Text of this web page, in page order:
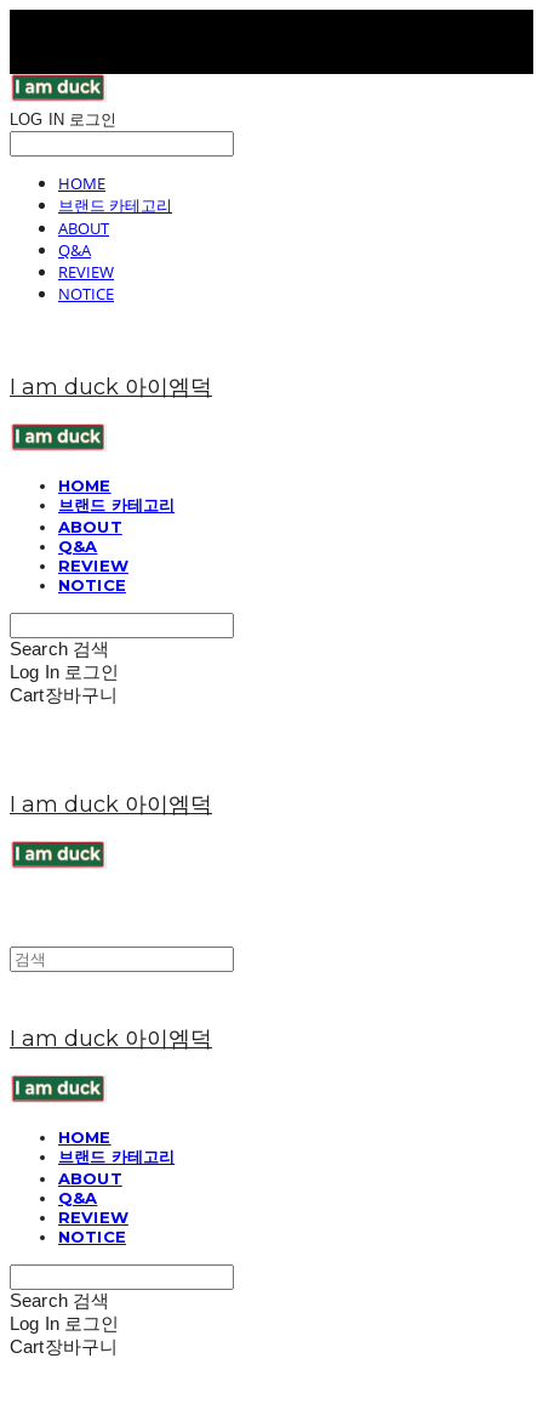
LOG IN 로그인
HOME
브랜드 카테고리
ABOUT
Q&A
REVIEW
NOTICE
I am duck 아이엠덕
HOME
브랜드 카테고리
ABOUT
Q&A
REVIEW
NOTICE
Search 검색
Log In 로그인
Cart장바구니
I am duck 아이엠덕
I am duck 아이엠덕
HOME
브랜드 카테고리
ABOUT
Q&A
REVIEW
NOTICE
Search 검색
Log In 로그인
Cart장바구니